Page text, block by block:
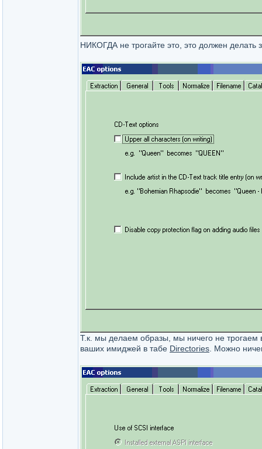
НИКОГДА не трогайте это, это должен
Т.к. мы делаем образы, мы ничего не трогаем
ваших имиджей в табе Directories . Можно